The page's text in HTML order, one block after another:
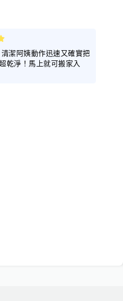
潔阿姨動作迅速又確實把
乾淨！馬上就可搬家入